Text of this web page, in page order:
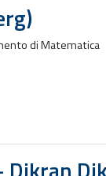
di Matematica